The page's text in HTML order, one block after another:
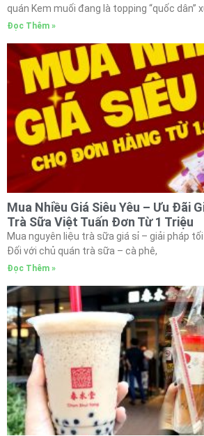
quán Kem muối đang là topping “quốc dân”
Đọc Thêm »
Mua Nhiều Giá Siêu Yêu – Ưu Đãi
Trà Sữa Việt Tuấn Đơn Từ 1 Triệu
Mua nguyên liệu trà sữa giá sỉ – giải pháp
Đối với chủ quán trà sữa – cà phê,
Đọc Thêm »